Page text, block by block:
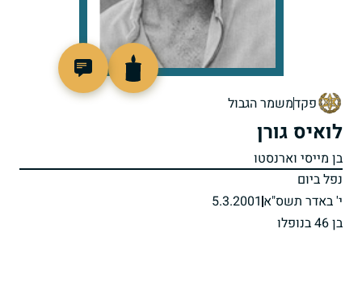
פקדמשמר הגבול
לואיס גורן
בן מייסי וארנסטו
נפל ביום
י' באדר תשס"א 5.3.2001
בן 46 בנופלו